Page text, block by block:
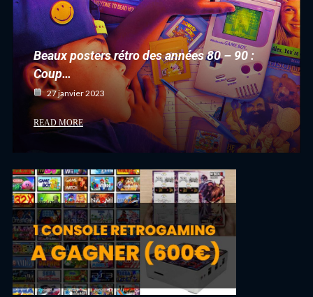
Beaux posters rétro des années 80 – 90 :
Coup…
27 janvier 2023
READ MORE